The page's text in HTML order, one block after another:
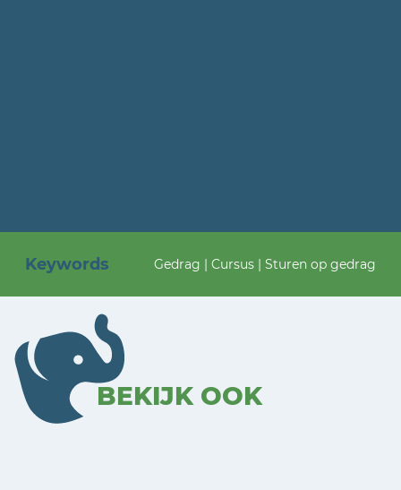
Keywords Gedrag | Cursus | Sturen op gedrag
BEKIJK OOK